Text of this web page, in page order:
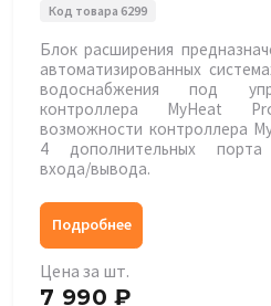
Код товара 6299
Блок расширения
автоматизированных
водоснабжения под
контроллера MyHeat
возможности контроллера
4 дополнительных порта
входа/вывода.
Подробнее
Цена за шт.
7 990 ₽